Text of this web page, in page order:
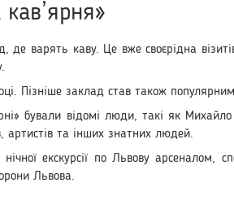
кав’ярня»
де варять каву. Це вже своєрідна
Пізніше заклад став також
бували відомі люди, такі як
артистів та інших знатних людей.
екскурсії по Львову арсеналом,
Львова.